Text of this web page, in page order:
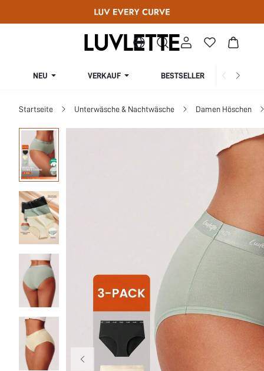
NEU VERKAUF BESTSELLER
Startseite Unterwäsche & Nachtwäsche Damen Höschen